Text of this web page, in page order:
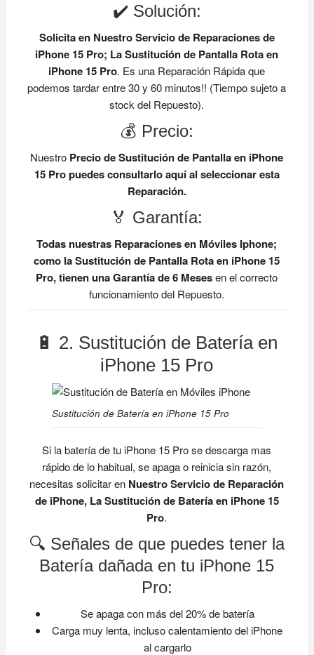
✔️ Solución:
Solicita en Nuestro Servicio de Reparaciones de
iPhone 15 Pro; La Sustitución de Pantalla Rota en
iPhone 15 Pro. Es una Reparación Rápida que
podemos tardar entre 30 y 60 minutos!! (Tiempo sujeto a
stock del Repuesto).
💰 Precio:
Nuestro Precio de Sustitución de Pantalla en iPhone
15 Propuedes consultarlo aquí al seleccionar esta
Reparación.
🏅 Garantía:
Todas nuestras Reparaciones en Móviles Iphone;
como la Sustitución de Pantalla Rota en iPhone 15
Pro, tienen una Garantía de 6 Mesesen el correcto
funcionamiento del Repuesto.
🔋 2. Sustitución de Batería en
iPhone 15 Pro
Sustitución de Batería en iPhone 15 Pro
Si la batería de tu iPhone 15 Pro se descarga mas
rápido de lo habitual, se apaga o reinicia sin razón,
necesitas solicitar en Nuestro Servicio de Reparación
de iPhone, La Sustitución de Batería en iPhone 15
Pro.
🔍 Señales de que puedes tener la
Batería dañada en tu iPhone 15
Pro:
Se apaga con más del 20% de batería
Carga muy lenta, incluso calentamiento del iPhone
al cargarlo